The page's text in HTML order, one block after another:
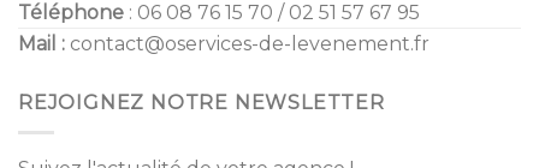
Téléphone : 06 08 76 15 70 / 02 51 57 67 95
Mail : contact@oservices-de-levenement.fr
REJOIGNEZ NOTRE NEWSLETTER